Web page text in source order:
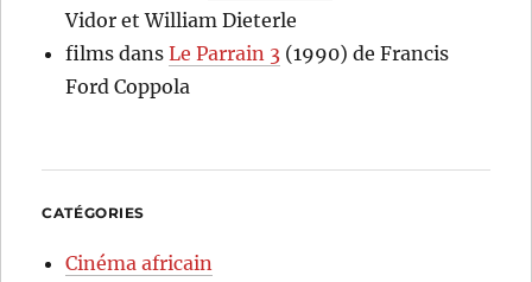
Vidor et William Dieterle
films dansLe Parrain 3 (1990) de Francis
Ford Coppola
CATÉGORIES
Cinéma africain